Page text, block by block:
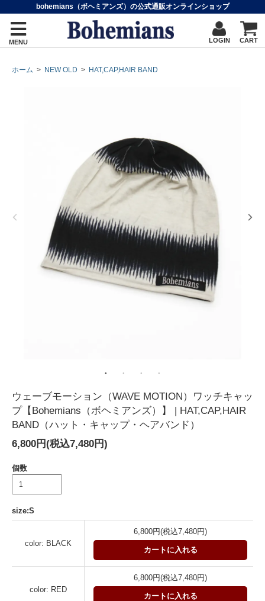
bohemians（ボヘミアンズ）の公式通販オンラインショップ
MENU LOGIN CART
ホーム > NEW OLD > HAT,CAP,HAIR BAND
ウェーブモーション（WAVE MOTION）ワッチキャッ
プ【Bohemians（ボヘミアンズ）】 | HAT,CAP,HAIR
BAND（ハット・キャップ・ヘアバンド）
6,800円(税込7,480円)
個数
size:S
color: BLACK
6,800円(税込7,480円)
カートに入れる
color: RED
6,800円(税込7,480円)
カートに入れる